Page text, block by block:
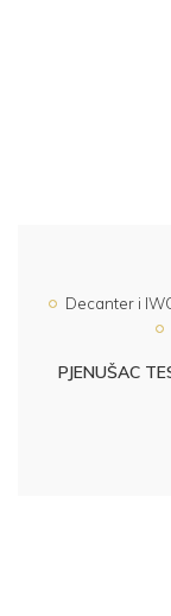
Decanter i
PJENUŠAC